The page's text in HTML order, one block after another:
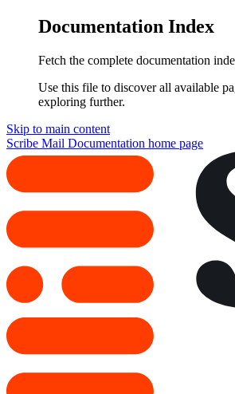
Documentation Index
Fetch the complete documentation
Use this file to discover all available
exploring further.
Skip to main content
Scribe Mail Documentation home page